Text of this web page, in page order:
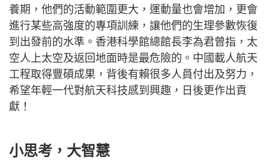
養期，他們的活動範圍更大，運動量也會增加，更會
進行某些高強度的專項訓練，讓他們的生理參數恢復
到出發前的水準。香港科學館總館長李為君曾指，太
空人上太空及返回地面時是最危險的。中國載人航天
工程取得豐碩成果，背後有賴很多人員付出及努力，
希望年輕一代對航天科技感到興趣，日後更作出貢
獻！
小思考，大智慧